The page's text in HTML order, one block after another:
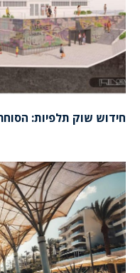
חידוש שוק תלפיות: